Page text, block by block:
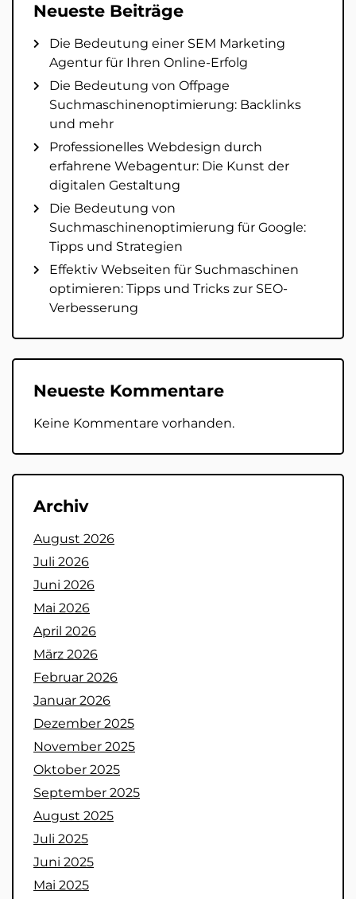
Neueste Beiträge
Die Bedeutung einer SEM Marketing
Agentur für Ihren Online-Erfolg
Die Bedeutung von Offpage
Suchmaschinenoptimierung: Backlinks
und mehr
Professionelles Webdesign durch
erfahrene Webagentur: Die Kunst der
digitalen Gestaltung
Die Bedeutung von
Suchmaschinenoptimierung für Google:
Tipps und Strategien
Effektiv Webseiten für Suchmaschinen
optimieren: Tipps und Tricks zur SEO-
Verbesserung
Neueste Kommentare
Keine Kommentare vorhanden.
Archiv
August 2026
Juli 2026
Juni 2026
Mai 2026
April 2026
März 2026
Februar 2026
Januar 2026
Dezember 2025
November 2025
Oktober 2025
September 2025
August 2025
Juli 2025
Juni 2025
Mai 2025